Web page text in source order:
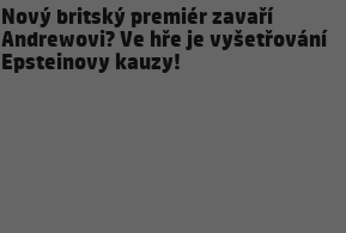
Nový britský premiér zavaří
Andrewovi? Ve hře je vyšetřování
Epsteinovy kauzy!